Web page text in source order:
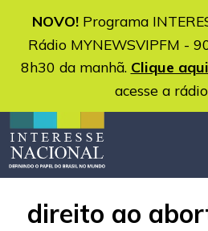
NOVO!Programa
Rádio MYNEWSVIPFM -
8h30 da manhã. Clique aqui
acesse a rádio
direito ao